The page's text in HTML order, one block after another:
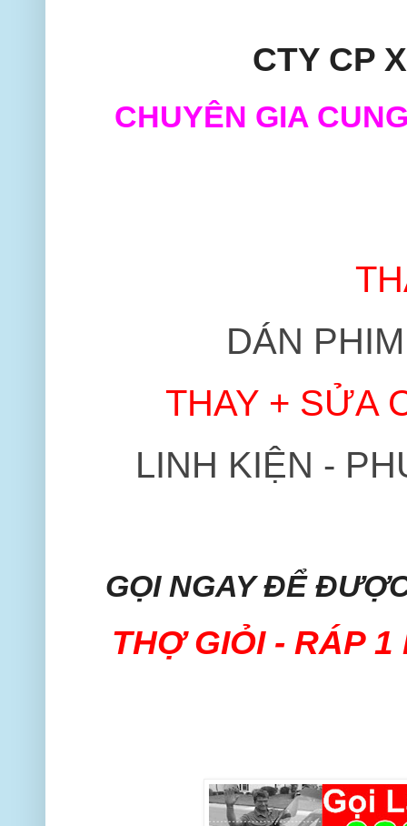
CTY CP
CHUYÊN GIA
DÁN
THAY + SỬA
LINH KIỆN -
GỌI NGAY ĐỂ
THỢ GIỎI - RÁP